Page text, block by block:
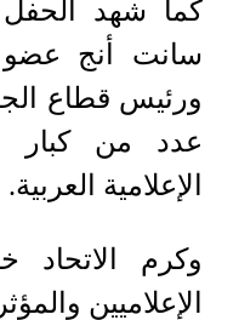
كما شهد الحفل
سانت أنج عضو
ورئيس قطاع
عدد من كبار
الإعلامية العربية.
وكرم الاتحاد
الإعلاميين